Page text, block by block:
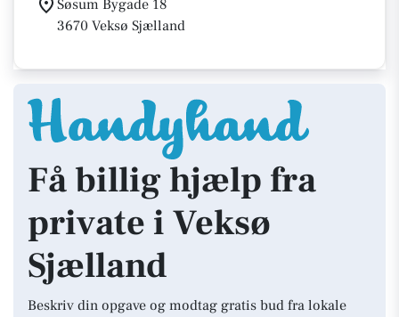
Søsum Bygade 18
3670 Veksø Sjælland
Få billig hjælp fra
private i Veksø
Sjælland
Beskriv din opgave og modtag gratis bud fra lokale